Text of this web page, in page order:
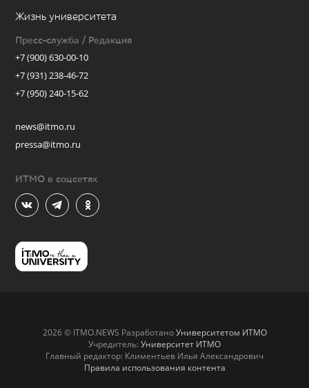
Жизнь университета
Пресс-служба / Редакция
+7 (900) 630-00-10
+7 (931) 238-46-72
+7 (950) 240-15-62
news@itmo.ru
pressa@itmo.ru
ИТМО в соцсетях
2026 © ITMO.NEWS РазработаноУниверситетом ИТМО
Учредитель: Университет ИТМО
Главный редактор: Климентьев Илья Александрович
Правила использования контента